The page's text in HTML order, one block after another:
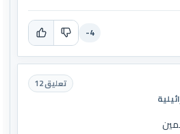
-4
تعليق 12